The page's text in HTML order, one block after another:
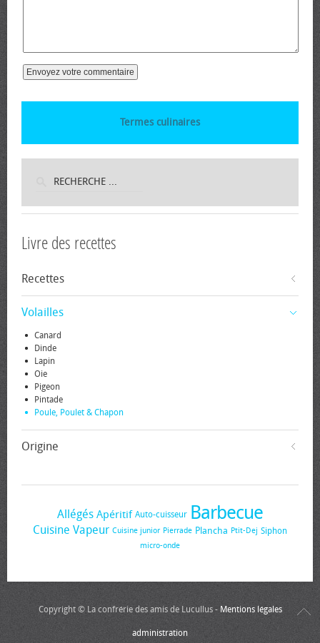
Termes culinaires
Livre des recettes
Recettes
Volailles
Canard
Dinde
Lapin
Oie
Pigeon
Pintade
Poule, Poulet & Chapon
Origine
Allégés Apéritif Auto-cuisseur Barbecue
Cuisine Vapeur Cuisine junior Pierrade Plancha Ptit-Dej Siphon
micro-onde
Copyright © La confrérie des amis de Lucullus - Mentions légales
administration